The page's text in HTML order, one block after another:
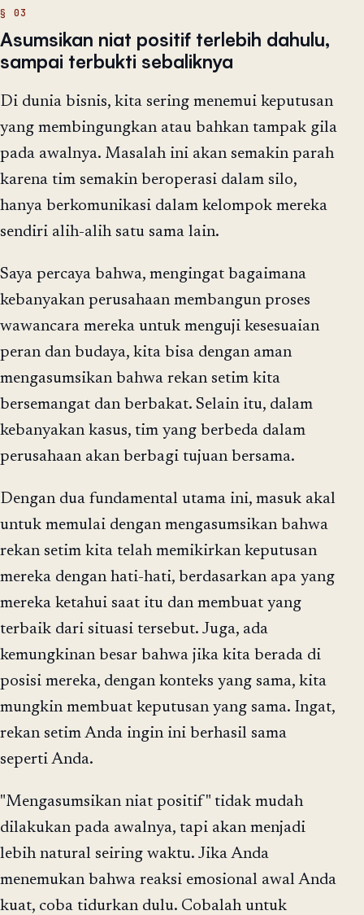
Asumsikan niat positif terlebih dahulu,
sampai terbukti sebaliknya
Di dunia bisnis, kita sering menemui keputusan
yang membingungkan atau bahkan tampak gila
pada awalnya. Masalah ini akan semakin parah
karena tim semakin beroperasi dalam silo,
hanya berkomunikasi dalam kelompok mereka
sendiri alih-alih satu sama lain.
Saya percaya bahwa, mengingat bagaimana
kebanyakan perusahaan membangun proses
wawancara mereka untuk menguji kesesuaian
peran dan budaya, kita bisa dengan aman
mengasumsikan bahwa rekan setim kita
bersemangat dan berbakat. Selain itu, dalam
kebanyakan kasus, tim yang berbeda dalam
perusahaan akan berbagi tujuan bersama.
Dengan dua fundamental utama ini, masuk akal
untuk memulai dengan mengasumsikan bahwa
rekan setim kita telah memikirkan keputusan
mereka dengan hati-hati, berdasarkan apa yang
mereka ketahui saat itu dan membuat yang
terbaik dari situasi tersebut. Juga, ada
kemungkinan besar bahwa jika kita berada di
posisi mereka, dengan konteks yang sama, kita
mungkin membuat keputusan yang sama. Ingat,
rekan setim Anda ingin ini berhasil sama
seperti Anda.
"Mengasumsikan niat positif" tidak mudah
dilakukan pada awalnya, tapi akan menjadi
lebih natural seiring waktu. Jika Anda
menemukan bahwa reaksi emosional awal Anda
kuat, coba tidurkan dulu. Cobalah untuk